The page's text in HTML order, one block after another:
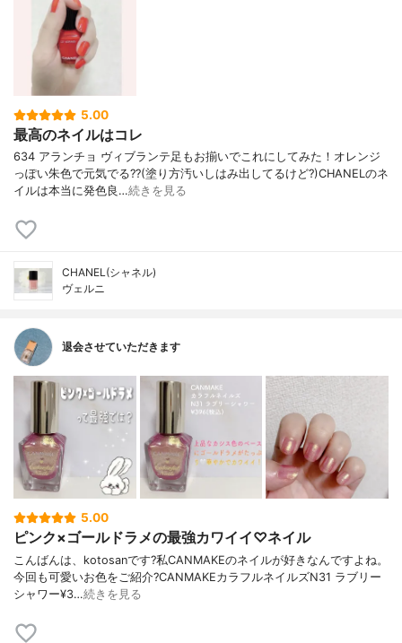
5.00
最高のネイルはコレ
634 アランチョ ヴィブランテ足もお揃いでこれにしてみた！オレンジ
っぽい朱色で元気でる??(塗り方汚いしはみ出してるけど?)CHANELのネ
イルは本当に発色良…続きを見る
CHANEL(シャネル)
ヴェルニ
退会させていただきます
5.00
ピンク×ゴールドラメの最強カワイイ♡ネイル
こんばんは、kotosanです?私CANMAKEのネイルが好きなんですよね。
今回も可愛いお色をご紹介?CANMAKEカラフルネイルズN31 ラブリー
シャワー¥3…続きを見る